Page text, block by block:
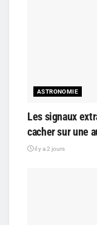
ASTRONOMIE
Les signaux
cacher sur une
il y a 2 jours